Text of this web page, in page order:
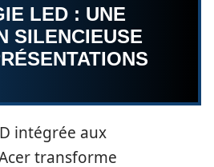
LED : UNE
SILENCIEUSE
intégrée aux
transforme